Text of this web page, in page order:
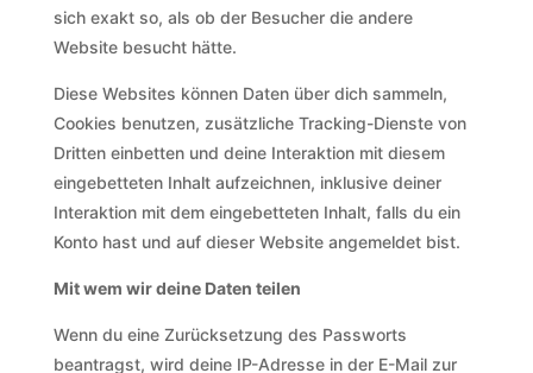
sich exakt so, als ob der Besucher die andere
Website besucht hätte.
Diese Websites können Daten über dich sammeln,
Cookies benutzen, zusätzliche Tracking-Dienste von
Dritten einbetten und deine Interaktion mit diesem
eingebetteten Inhalt aufzeichnen, inklusive deiner
Interaktion mit dem eingebetteten Inhalt, falls du ein
Konto hast und auf dieser Website angemeldet bist.
Mit wem wir deine Daten teilen
Wenn du eine Zurücksetzung des Passworts
beantragst, wird deine IP-Adresse in der E-Mail zur